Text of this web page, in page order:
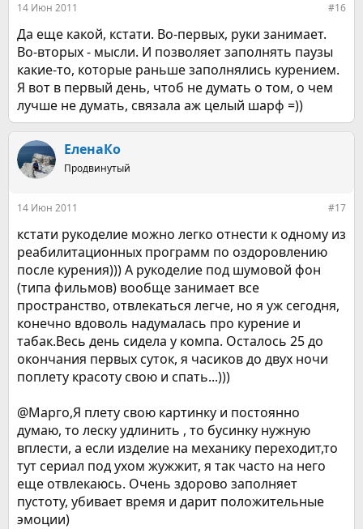
14 Июн 2011 #16
Да еще какой, кстати. Во-первых, руки занимает.
Во-вторых - мысли. И позволяет заполнять паузы
какие-то, которые раньше заполнялись курением.
Я вот в первый день, чтоб не думать о том, о чем
лучше не думать, связала аж целый шарф =))
ЕленаКо
Продвинутый
14 Июн 2011 #17
кстати рукоделие можно легко отнести к одному из
реабилитационных программ по оздоровлению
после курения))) А рукоделие под шумовой фон
(типа фильмов) вообще занимает все
пространство, отвлекаться легче, но я уж сегодня,
конечно вдоволь надумалась про курение и
табак.Весь день сидела у компа. Осталось 25 до
окончания первых суток, я часиков до двух ночи
поплету красоту свою и спать...)))
@Марго,Я плету свою картинку и постоянно
думаю, то леску удлинить , то бусинку нужную
вплести, а если изделие на механику переходит,то
тут сериал под ухом жужжит, я так часто на него
еще отвлекаюсь. Очень здорово заполняет
пустоту, убивает время и дарит положительные
эмоции)